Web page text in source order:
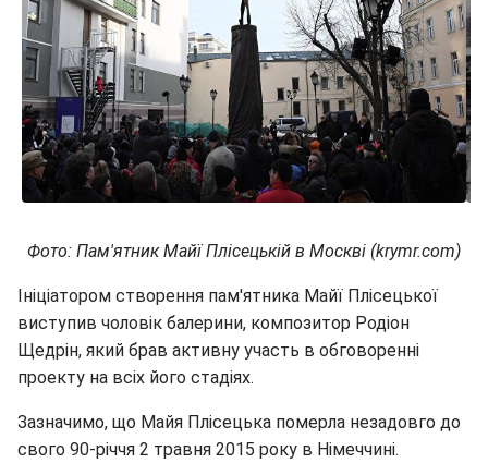
Фото: Пам'ятник Майї Плісецькій в Москві (krymr.com)
Ініціатором створення пам'ятника Майї Плісецької
виступив чоловік балерини, композитор Родіон
Щедрін, який брав активну участь в обговоренні
проекту на всіх його стадіях.
Зазначимо, що Майя Плісецька померла незадовго до
свого 90-річчя 2 травня 2015 року в Німеччині.